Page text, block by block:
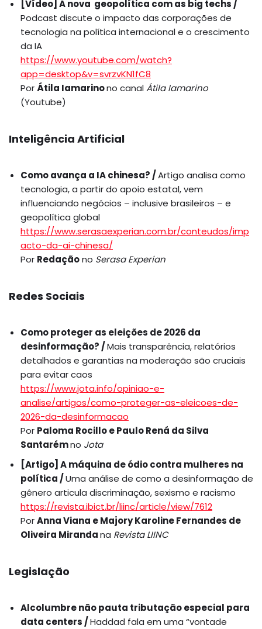
[Vídeo] A nova geopolítica com as big techs /
Podcast discute o impacto das corporações de
tecnologia na política internacional e o crescimento
da IA
https://www.youtube.com/watch?
app=desktop&v=svrzvKN1fC8
PorÁtila Iamarinono canalÁtila Iamarino
(Youtube)
Inteligência Artificial
Como avança a IA chinesa? /Artigo analisa como
tecnologia, a partir do apoio estatal, vem
influenciando negócios – inclusive brasileiros – e
geopolítica global
https://www.serasaexperian.com.br/conteudos/imp
acto-da-ai-chinesa/
Por Redaçãono Serasa Experian
Redes Sociais
Como proteger as eleições de 2026 da
desinformação? /Mais transparência, relatórios
detalhados e garantias na moderação são cruciais
para evitar caos
https://www.jota.info/opiniao-e-
analise/artigos/como-proteger-as-eleicoes-de-
2026-da-desinformacao
Por Paloma Rocillo e Paulo Rená da Silva
Santarémno Jota
[Artigo] A máquina de ódio contra mulheres na
política /Uma análise de como a desinformação de
gênero articula discriminação, sexismo e racismo
https://revista.ibict.br/liinc/article/view/7612
PorAnna Viana e Majory Karoline Fernandes de
Oliveira Mirandana Revista LIINC
Legislação
Alcolumbre não pauta tributação especial para
data centers /Haddad fala em uma “vontade